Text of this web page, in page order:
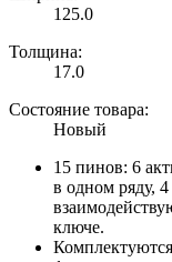
125.0
Толщина:
17.0
Состояние товара:
Новый
15 пинов: 6
в одном ряду,
ключе.